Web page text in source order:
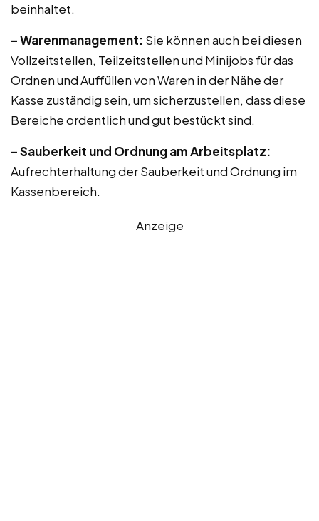
beinhaltet.
– Warenmanagement: Sie können auch bei diesen
Vollzeitstellen, Teilzeitstellen und Minijobs für das
Ordnen und Auffüllen von Waren in der Nähe der
Kasse zuständig sein, um sicherzustellen, dass diese
Bereiche ordentlich und gut bestückt sind.
– Sauberkeit und Ordnung am Arbeitsplatz:
Aufrechterhaltung der Sauberkeit und Ordnung im
Kassenbereich.
Anzeige